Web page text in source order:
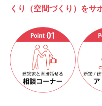
くり（空間づくり）をサ